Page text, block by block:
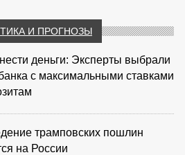
И ПРОГНОЗЫ
деньги: Эксперты выбрали
с максимальными ставками
трамповских пошлин
на России